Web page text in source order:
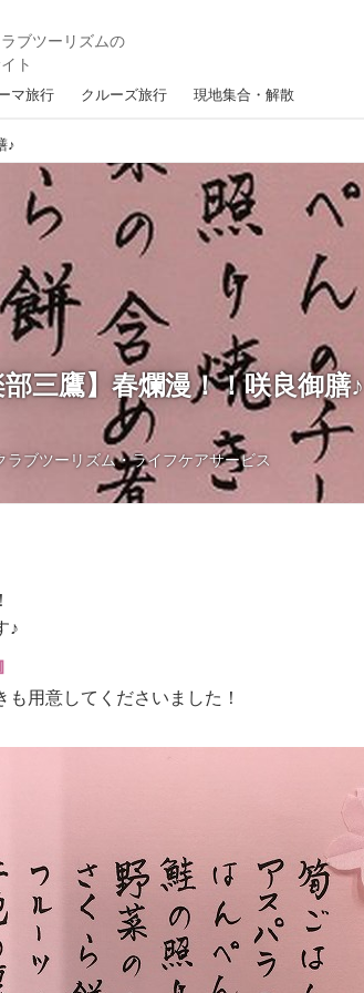
マ旅行 クルーズ旅行 現地集合・解散
♪
三鷹】春爛漫！！咲良御膳♪
ラブツーリズム・ライフケアサービス
♪
用意してくださいました！